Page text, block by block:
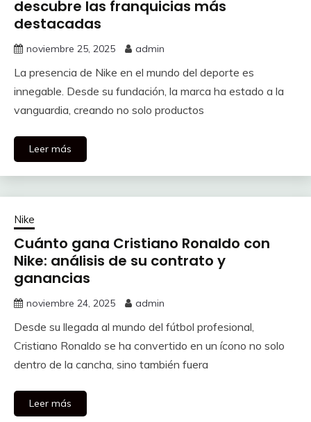
descubre las franquicias más
destacadas
noviembre 25, 2025 admin
La presencia de Nike en el mundo del deporte es
innegable. Desde su fundación, la marca ha estado a la
vanguardia, creando no solo productos
Leer más
Nike
Cuánto gana Cristiano Ronaldo con
Nike: análisis de su contrato y
ganancias
noviembre 24, 2025 admin
Desde su llegada al mundo del fútbol profesional,
Cristiano Ronaldo se ha convertido en un ícono no solo
dentro de la cancha, sino también fuera
Leer más